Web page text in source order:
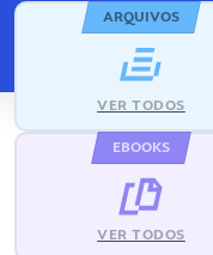
ARQUIVOS
VER TODOS
EBOOKS
VER TODOS